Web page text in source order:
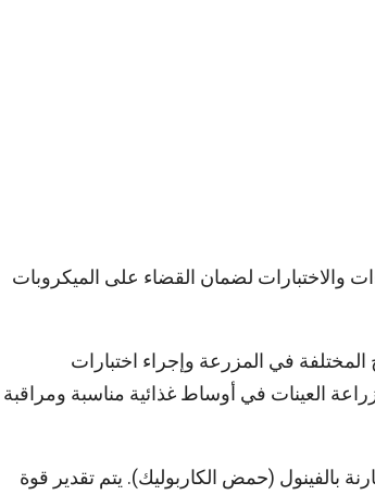
والاختبارات لضمان القضاء على الميكروبات
في المزرعة وإجراء اختبارات
العينات في أوساط غذائية مناسبة ومراقبة
بالفينول (حمض الكاربوليك). يتم تقدير قوة